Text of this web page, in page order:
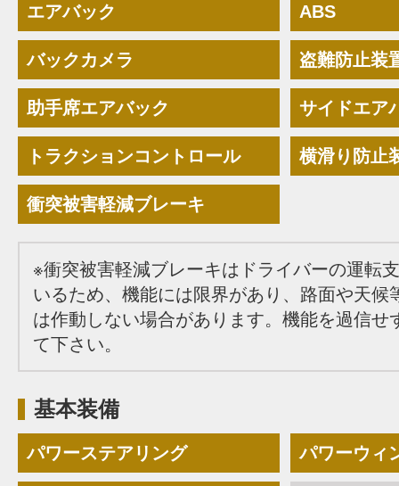
エアバック ABS
バックカメラ 盗難防止装
助手席エアバック サイドエア
トラクションコントロール 横滑り防止
衝突被害軽減ブレーキ
※衝突被害軽減ブレーキはドライバーの運転
いるため、機能には限界があり、路面や天候
は作動しない場合があります。機能を過信せ
て下さい。
基本装備
パワーステアリング パワーウィ